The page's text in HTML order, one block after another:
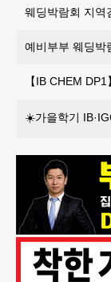
웨딩박람회 지역
예비부부 웨딩박
【IB CHEM
☀️가을학기